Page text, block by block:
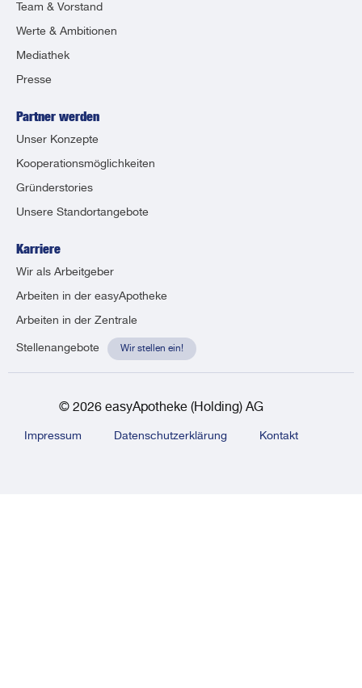
Team & Vorstand
Werte & Ambitionen
Mediathek
Presse
Partner werden
Unser Konzepte
Kooperationsmöglichkeiten
Gründerstories
Unsere Standortangebote
Karriere
Wir als Arbeitgeber
Arbeiten in der easyApotheke
Arbeiten in der Zentrale
Stellenangebote Wir stellen ein!
© 2026 easyApotheke (Holding) AG
Impressum Datenschutzerklärung Kontakt